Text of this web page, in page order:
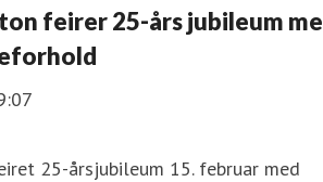
feirer 25-års jubileum
25-årsjubileum 15. februar med